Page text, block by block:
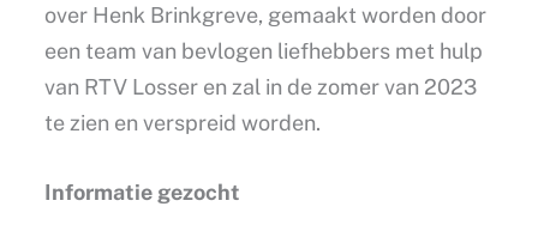
over Henk Brinkgreve, gemaakt worden door
een team van bevlogen liefhebbers met hulp
van RTV Losser en zal in de zomer van 2023
te zien en verspreid worden.
Informatie gezocht